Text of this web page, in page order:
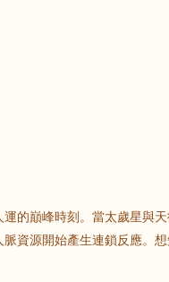
的巔峰時刻。當太歲星與
資源開始產生連鎖反應。